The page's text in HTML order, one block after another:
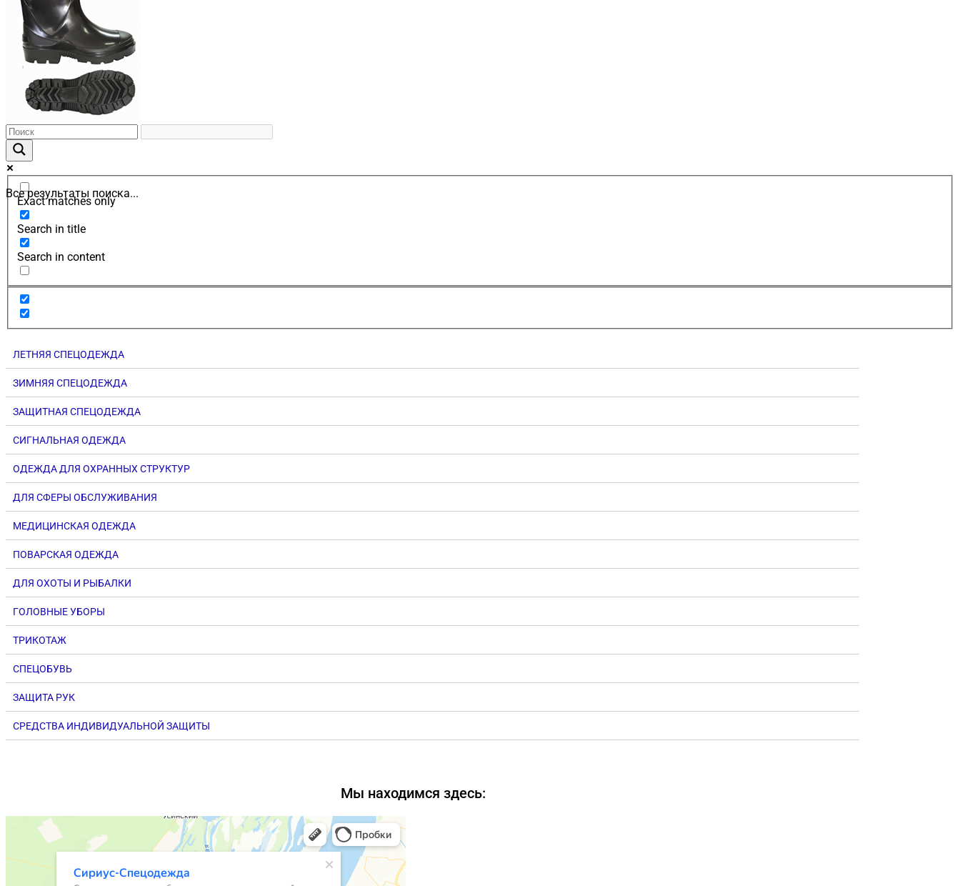
Все результаты поиска...
Exact matches only
Search in title
Search in content
ЛЕТНЯЯ СПЕЦОДЕЖДА
ЗИМНЯЯ СПЕЦОДЕЖДА
ЗАЩИТНАЯ СПЕЦОДЕЖДА
СИГНАЛЬНАЯ ОДЕЖДА
ОДЕЖДА ДЛЯ ОХРАННЫХ СТРУКТУР
ДЛЯ СФЕРЫ ОБСЛУЖИВАНИЯ
МЕДИЦИНСКАЯ ОДЕЖДА
ПОВАРСКАЯ ОДЕЖДА
ДЛЯ ОХОТЫ И РЫБАЛКИ
ГОЛОВНЫЕ УБОРЫ
ТРИКОТАЖ
СПЕЦОБУВЬ
ЗАЩИТА РУК
СРЕДСТВА ИНДИВИДУАЛЬНОЙ ЗАЩИТЫ
Мы находимся здесь: